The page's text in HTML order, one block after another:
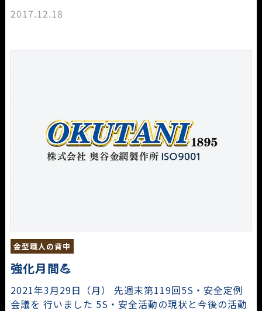
2017.12.18
金型職人の背中
強化月間💪
2021年3月29日（月） 先週末第119回5S・安全定例
会議を 行いました 5S・安全活動の現状と今後の活動